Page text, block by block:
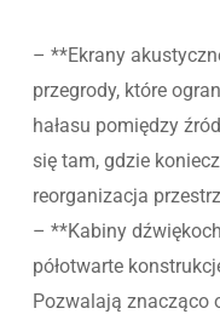
– **Ekrany
przegrody, które
hałasu pomiędzy
się tam, gdzie
reorganizacja
– **Kabiny
półotwarte
Pozwalają znacząco